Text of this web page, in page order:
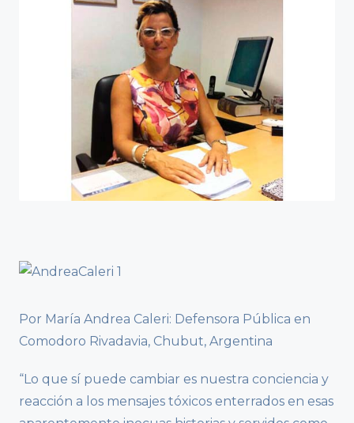
Por María Andrea Caleri: Defensora Pública en
Comodoro Rivadavia, Chubut, Argentina
“Lo que sí puede cambiar es nuestra conciencia y
reacción a los mensajes tóxicos enterrados en esas